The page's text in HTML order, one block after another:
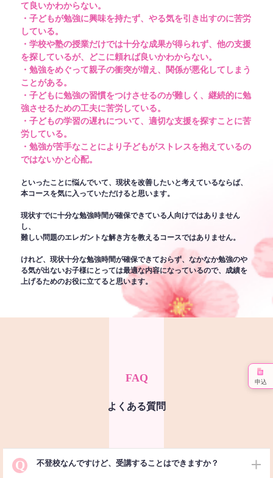
て良いかわからない。
・子どもが勉強に興味を持たず、やる気を引き出すのに苦労
している。
・学校や塾の授業だけでは十分な成果が得られず、他の支援
を探しているが、どこに頼れば良いかわからない。
・勉強をめぐって親子の衝突が増え、関係が悪化してしまう
ことがある。
・子どもに勉強の習慣をつけさせるのが難しく、継続的に勉
強させるための工夫に苦労している。
・子どもの学習の遅れについて、適切な支援を探すことに苦
労している。
・勉強が苦手なことにより子どもがストレスを抱えているの
ではないかと心配。
といったことに悩んでいて、現状を改善したいと考えているならば、
本コースを気に入っていただけると思います。
現状すでに十分な勉強時間が確保できている人向けではありません
し、
難しい問題のエレガントな解き方を教えるコースではありません。
けれど、現状十分な勉強時間が確保できておらず、なかなか勉強のや
る気が出ないお子様にとっては最適な内容になっているので、成績を
上げるためのお役に立てると思います。
FAQ
よくある質問
Q 不登校なんですけど、受講することはできますか？
申込